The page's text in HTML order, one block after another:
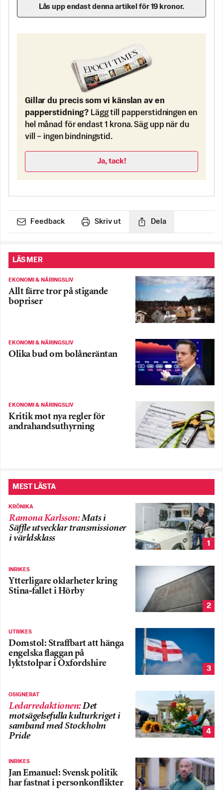
Lås upp endast denna artikel för 19 kronor.
Gillar du precis som vi känslan av en
papperstidning? Lägg till papperstidningen en
hel månad för endast 1 krona. Säg upp när du
vill – ingen bindningstid.
Ja, tack!
Feedback Skriv ut Dela
LÄS MER
EKONOMI & NÄRINGSLIV
Allt färre tror på stigande
bopriser
EKONOMI & NÄRINGSLIV
Olika bud om bolåneräntan
EKONOMI & NÄRINGSLIV
Kritik mot nya regler för
andrahandsuthyrning
MEST LÄSTA
KRÖNIKA
Ramona Karlsson:Mats i
Säffle utvecklar transmissioner
i världsklass
1
INRIKES
Ytterligare oklarheter kring
Stina-fallet i Hörby
2
UTRIKES
Domstol: Straffbart att hänga
engelska flaggan på
lyktstolpar i Oxfordshire
3
OSIGNERAT
Ledarredaktionen:Det
motsägelsefulla kulturkriget i
samband med Stockholm
Pride
4
INRIKES
Jan Emanuel: Svensk politik
har fastnat i personkonflikter